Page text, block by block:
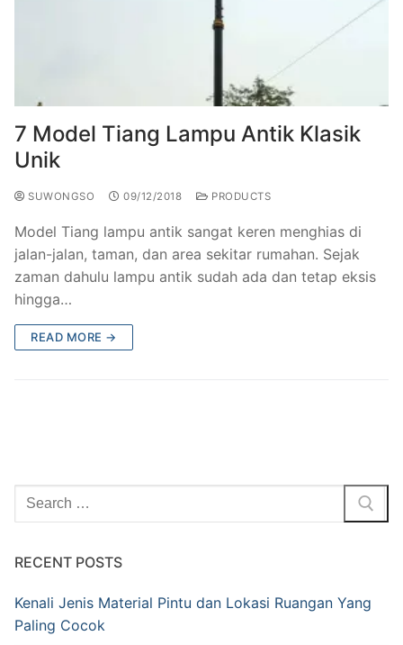
7 Model Tiang Lampu Antik Klasik
Unik
SUWONGSO 09/12/2018 PRODUCTS
Model Tiang lampu antik sangat keren menghias di
jalan-jalan, taman, dan area sekitar rumahan. Sejak
zaman dahulu lampu antik sudah ada dan tetap eksis
hingga…
READ MORE →
RECENT POSTS
Kenali Jenis Material Pintu dan Lokasi Ruangan Yang
Paling Cocok